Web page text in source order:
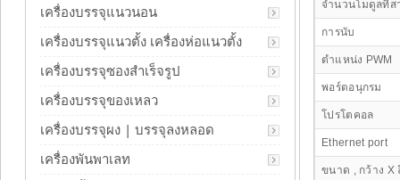
จำนวนโมดูลที่ส
การนับ
ตำแหน่ง PWM
พอร์ตอนุกรม
โปรโตคอล
Ethernet port
ขนาด , กว้าง X
เครื่องบรรจุแนวนอน
เครื่องบรรจุแนวตั้ง เครื่องห่อแนวตั้ง
เครื่องบรรจุซองสำเร็จรูป
เครื่องบรรจุของเหลว
เครื่องบรรจุผง | บรรจุลงหลอด
เครื่องพันพาเลท